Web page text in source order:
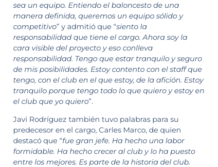
sea un equipo. Entiendo el baloncesto de una
manera definida, queremos un equipo sólido y
competitivo” y admitió que “siento la
responsabilidad que tiene el cargo. Ahora soy la
cara visible del proyecto y eso conlleva
responsabilidad. Tengo que estar tranquilo y seguro
de mis posibilidades. Estoy contento con el staff que
tengo, con el club en el que estoy, de la afición. Estoy
tranquilo porque tengo todo lo que quiero y estoy en
el club que yo quiero”.
Javi Rodríguez también tuvo palabras para su
predecesor en el cargo, Carles Marco, de quien
destacó que “fue gran jefe. Ha hecho una labor
formidable. Ha hecho crecer al club y lo ha puesto
entre los mejores. Es parte de la historia del club.